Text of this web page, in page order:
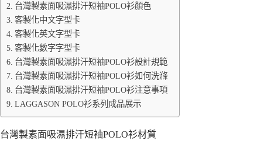
台灣製素面吸濕排汗短袖POLO衫顏色
客製化中文字型卡
客製化英文字型卡
客製化數字字型卡
台灣製素面吸濕排汗短袖POLO衫設計規範
台灣製素面吸濕排汗短袖POLO衫如何洗滌
台灣製素面吸濕排汗短袖POLO衫注意事項
LAGGASON POLO衫系列成品展示
台灣製素面吸濕排汗短袖POLO衫材質